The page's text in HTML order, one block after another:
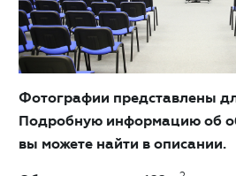
Фотографии представлены
Подробную информацию об
вы можете найти в описании.